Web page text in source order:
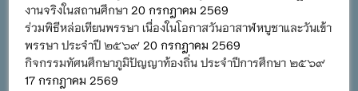
งานจริงในสถานศึกษา 20 กรกฎาคม 2569
ร่วมพิธีหล่อเทียนพรรษา เนื่องในโอกาสวันอาสาฬหบูชาและวันเข้า
พรรษา ประจำปี ๒๕๖๙ 20 กรกฎาคม 2569
กิจกรรมทัศนศึกษาภูมิปัญญาท้องถิ่น ประจำปีการศึกษา ๒๕๖๙
17 กรกฎาคม 2569